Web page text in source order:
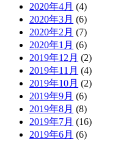
2020年4月 (4)
2020年3月 (6)
2020年2月 (7)
2020年1月 (6)
2019年12月 (2)
2019年11月 (4)
2019年10月 (2)
2019年9月 (6)
2019年8月 (8)
2019年7月 (16)
2019年6月 (6)